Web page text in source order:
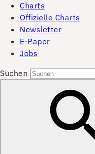
Charts
Offizielle Charts
Newsletter
E-Paper
Jobs
Suchen